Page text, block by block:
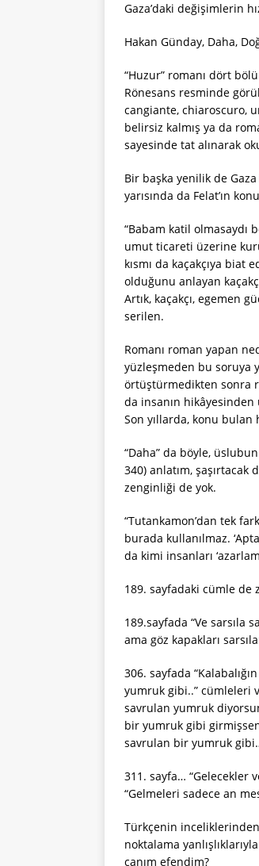
Gaza’daki değişimlerin
Hakan Günday, Daha,
“Huzur” romanı dört
Rönesans resminde
cangiante, chiaroscuro,
belirsiz kalmış ya da
sayesinde tat alınarak
Bir başka yenilik de Gaza
yarısında da Felat’ın
“Babam katil olmasaydı
umut ticareti üzerine
kısmı da kaçakçıya
olduğunu anlayan
Artık, kaçakçı, egemen
serilen.
Romanı roman yapan
yüzleşmeden bu soruya
örtüştürmedikten sonra
da insanın hikâyesinden
Son yıllarda, konu bulan
“Daha” da böyle,
340) anlatım,
zenginliği de yok.
“Tutankamon’dan tek
burada kullanılmaz.
da kimi insanları
189. sayfadaki cümle de
189.sayfada “Ve sarsıla
ama göz kapakları
306. sayfada
yumruk gibi..” cümleleri
savrulan yumruk
bir yumruk gibi
savrulan bir yumruk
311. sayfa… “Gelecekler
“Gelmeleri sadece an
Türkçenin
noktalama
canım efendim?